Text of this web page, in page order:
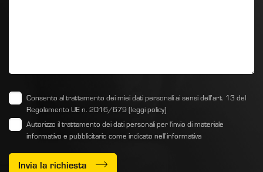
Consento al trattamento dei miei dati personali ai sensi dell’art. 13 del
Regolamento UE n. 2016/679 (leggi policy)
Autorizzo il trattamento dei dati personali per l'invio di materiale
informativo e pubblicitario come indicato nell’informativa
Invia la richiesta